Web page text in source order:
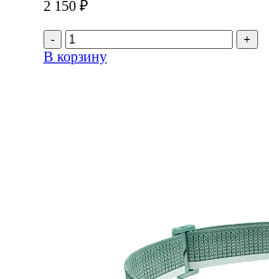
2 150 ₽
- +
В корзину